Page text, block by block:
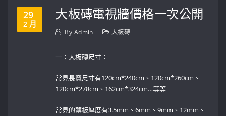
29
2 月
大板磚電視牆價格一次公開
By Admin 大板磚
一：大板磚尺寸：
常見長寬尺寸有120cm*240cm、120cm*260cm、
120cm*278cm、162cm*324cm…等等
常見的薄板厚度有3.5mm、6mm、9mm、12mm、